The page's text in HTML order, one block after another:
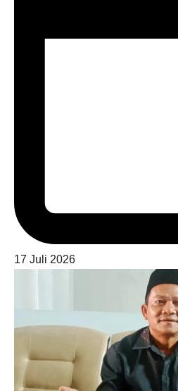
17 Juli 2026